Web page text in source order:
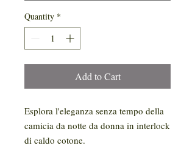
Quantity *
Add to Cart
Esplora l'eleganza senza tempo della
camicia da notte da donna in interlock
di caldo cotone.